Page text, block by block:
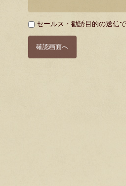
必 セールス・勧誘目的の送信
確認画面へ